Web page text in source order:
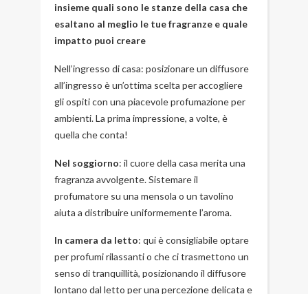
insieme quali sono le stanze della casa che
esaltano al meglio le tue fragranze e quale
impatto puoi creare
Nell’ingresso di casa: posizionare un diffusore
all’ingresso è un’ottima scelta per accogliere
gli ospiti con una piacevole profumazione per
ambienti. La prima impressione, a volte, è
quella che conta!
Nel soggiorno: il cuore della casa merita una
fragranza avvolgente. Sistemare il
profumatore su una mensola o un tavolino
aiuta a distribuire uniformemente l’aroma.
In camera da letto: qui è consigliabile optare
per profumi rilassanti o che ci trasmettono un
senso di tranquillità, posizionando il diffusore
lontano dal letto per una percezione delicata e